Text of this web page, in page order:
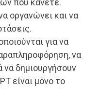
που κάνετε.
οργανώνει και να
για να
να
να δημιουργήσουν
είναι μόνο το